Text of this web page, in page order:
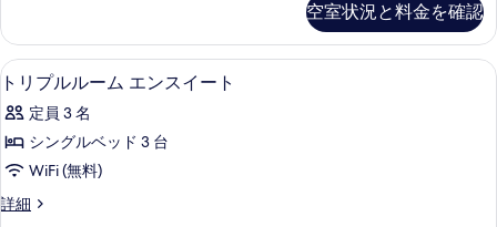
示
す
る
べ
て
の
写
真
表
細
ル
ル
ー
ム
キ
ン
グ
ア
ダ
ブ
ル
ー
キ
ン
グ
空室状況と料金を確認
ト
リ
プ
ル
ー
トリプルルーム エンスイート | セー
9
トリプルルーム エンスイート
定員 3 名
シングルベッド 3 台
WiFi (無料)
詳細
ト